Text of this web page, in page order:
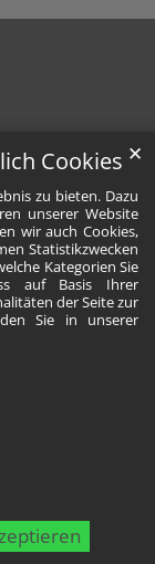
Cookies
zu bieten. Dazu
unserer Website
wir auch Cookies,
Statistikzwecken
Kategorien Sie
auf Basis Ihrer
der Seite zur
Sie in unserer
✕